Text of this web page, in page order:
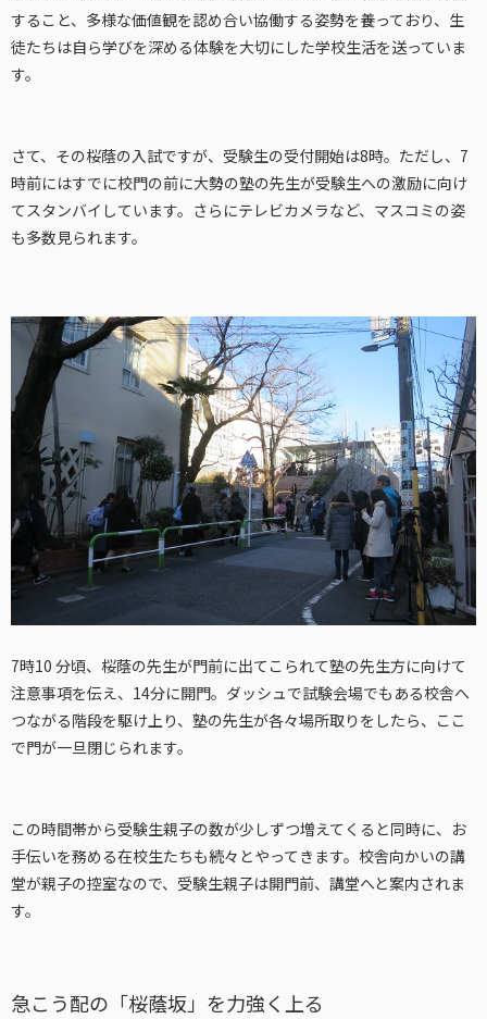
すること、多様な価値観を認め合い協働する姿勢を養っており、生
徒たちは自ら学びを深める体験を大切にした学校生活を送っていま
す。
さて、その桜蔭の入試ですが、受験生の受付開始は8時。ただし、7
時前にはすでに校門の前に大勢の塾の先生が受験生への激励に向け
てスタンバイしています。さらにテレビカメラなど、マスコミの姿
も多数見られます。
7時10 分頃、桜蔭の先生が門前に出てこられて塾の先生方に向けて
注意事項を伝え、14分に開門。ダッシュで試験会場でもある校舎へ
つながる階段を駆け上り、塾の先生が各々場所取りをしたら、ここ
で門が一旦閉じられます。
この時間帯から受験生親子の数が少しずつ増えてくると同時に、お
手伝いを務める在校生たちも続々とやってきます。校舎向かいの講
堂が親子の控室なので、受験生親子は開門前、講堂へと案内されま
す。
急こう配の「桜蔭坂」を力強く上る